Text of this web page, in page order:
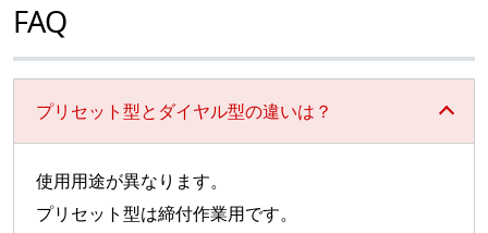
FAQ
プリセット型とダイヤル型の違いは？
使用用途が異なります。
プリセット型は締付作業用です。